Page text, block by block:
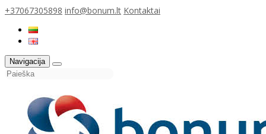
+37067305898 info@bonum.lt Kontaktai
Navigacija